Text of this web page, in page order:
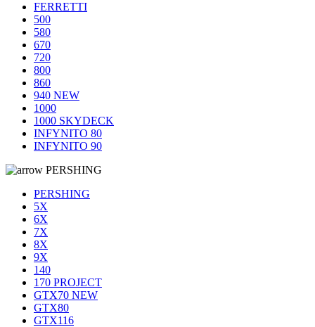
FERRETTI
500
580
670
720
800
860
940 NEW
1000
1000 SKYDECK
INFYNITO 80
INFYNITO 90
PERSHING
PERSHING
5X
6X
7X
8X
9X
140
170 PROJECT
GTX70 NEW
GTX80
GTX116